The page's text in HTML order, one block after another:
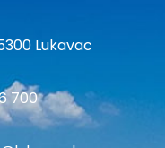
Lukavac
700